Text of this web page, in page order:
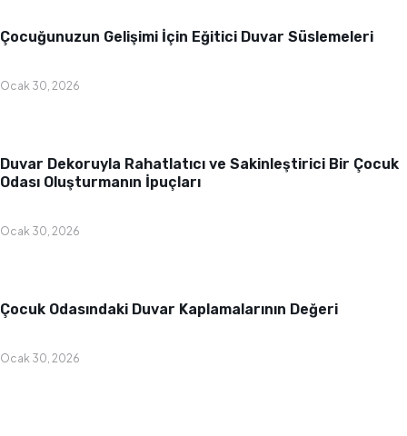
Çocuğunuzun Gelişimi İçin Eğitici Duvar Süslemeleri
Ocak 30, 2026
Duvar Dekoruyla Rahatlatıcı ve Sakinleştirici Bir Çocuk
Odası Oluşturmanın İpuçları
Ocak 30, 2026
Çocuk Odasındaki Duvar Kaplamalarının Değeri
Ocak 30, 2026